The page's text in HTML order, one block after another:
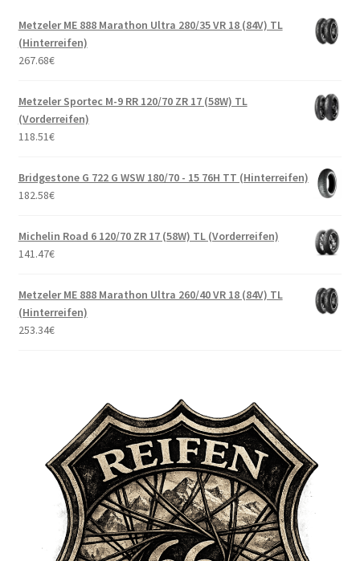
Metzeler ME 888 Marathon Ultra 280/35 VR 18 (84V) TL
(Hinterreifen)
267.68€
Metzeler Sportec M-9 RR 120/70 ZR 17 (58W) TL
(Vorderreifen)
118.51€
Bridgestone G 722 G WSW 180/70 - 15 76H TT (Hinterreifen)
182.58€
Michelin Road 6 120/70 ZR 17 (58W) TL (Vorderreifen)
141.47€
Metzeler ME 888 Marathon Ultra 260/40 VR 18 (84V) TL
(Hinterreifen)
253.34€